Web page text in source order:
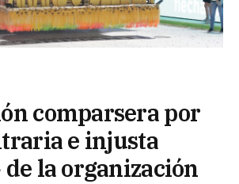
comparsera por
e injusta
la organización